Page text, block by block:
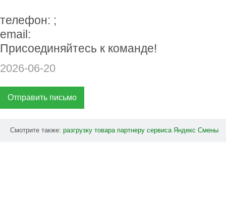
телефон: ;
email:
Присоединяйтесь к команде!
2026-06-20
Отправить письмо
Смотрите также: разгрузку товара партнеру сервиса Яндекс Смены